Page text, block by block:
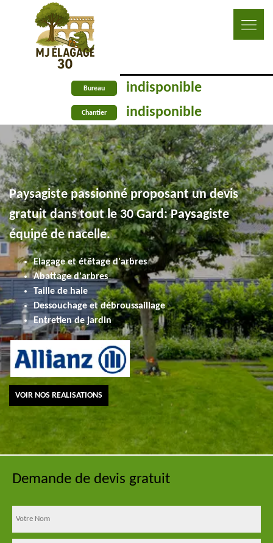
Bureau indisponible
Chantier indisponible
Paysagiste passionné proposant un devis
gratuit dans tout le 30 Gard: Paysagiste
équipé de nacelle.
Elagage et étêtage d'arbres
Abattage d'arbres
Taille de haie
Dessouchage et débroussaillage
Entretien de jardin
VOIR NOS REALISATIONS
Demande de devis gratuit